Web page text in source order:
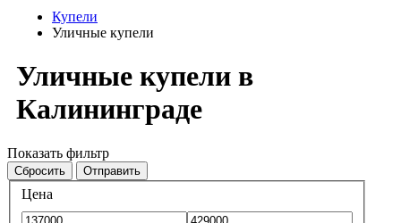
Купели
Уличные купели
Уличные купели в
Калининграде
Показать фильтр
Сбросить Отправить
Цена